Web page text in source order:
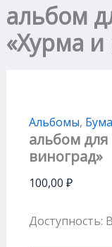
альбом
«Хурма и
Альбомы,
альбом
виноград»
100,00 ₽
Доступность: